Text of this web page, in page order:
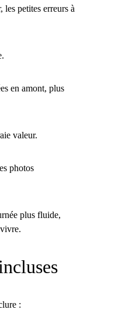
les petites erreurs à
en amont, plus
valeur.
photos
plus fluide,
: